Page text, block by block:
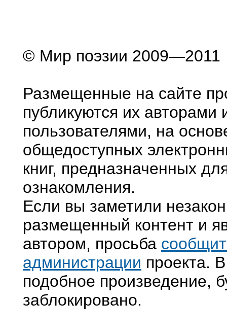
© Мир поэзии 2009—2011
Размещенные на сайте
публикуются их авторами
пользователями, на
общедоступных
книг, предназначенных
ознакомления.
Если вы заметили
размещенный контент и
автором, просьба
администрации проекта.
подобное произведение,
заблокировано.